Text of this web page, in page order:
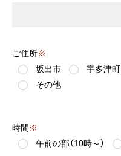
ご住所※
坂出市
宇多津町
その他
時間※
午前の部（10時～）